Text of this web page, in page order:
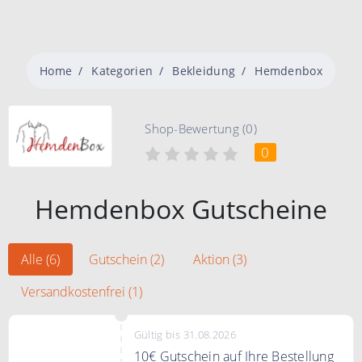
Home Kategorien Bekleidung Hemdenbox
Shop-Bewertung (0)
0
Hemdenbox Gutscheine
Alle (6) Gutschein (2)
Aktion (3)
Versandkostenfrei (1)
Gültig bis 31.08.2026
10€ Gutschein auf Ihre Bestellung